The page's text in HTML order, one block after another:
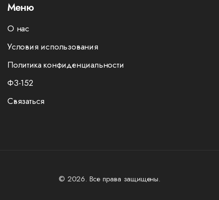
Меню
О нас
Условия использования
Политика конфиденциальности
ФЗ-152
Связаться
© 2026. Все права защищены.